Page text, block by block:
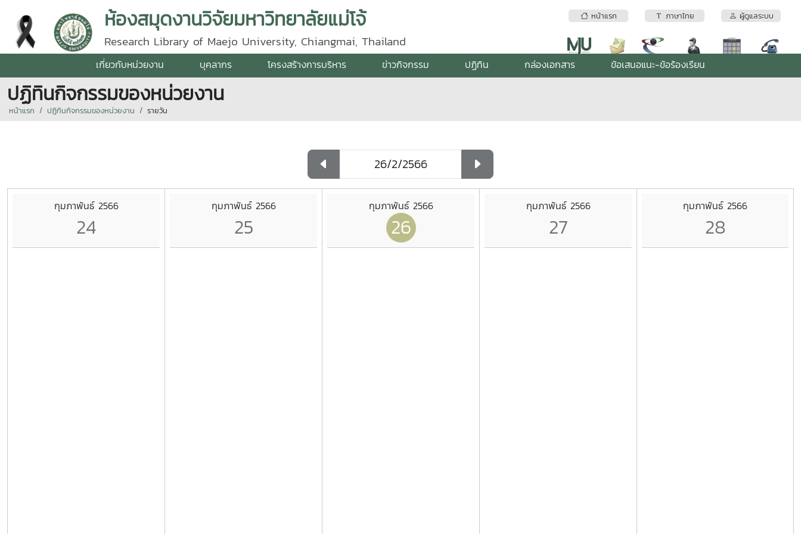
หน้าแรก ภาษาไทย ผู้ดูแลระบบ
ห้องสมุดงานวิจัยมหาวิทยาลัยแม่โจ้
Research Library of Maejo University, Chiangmai, Thailand
เกี่ยวกับหน่วยงาน บุคลากร โครงสร้างการบริหาร ข่าวกิจกรรม ปฏิทิน กล่องเอกสาร ข้อเสนอแนะ-ข้อร้องเรียน
ปฏิทินกิจกรรมของหน่วยงาน
หน้าแรก ปฏิทินกิจกรรมของหน่วยงาน รายวัน
กุมภาพันธ์ 2566
24
กุมภาพันธ์ 2566
25
กุมภาพันธ์ 2566
26
กุมภาพันธ์ 2566
27
กุมภาพันธ์ 2566
28